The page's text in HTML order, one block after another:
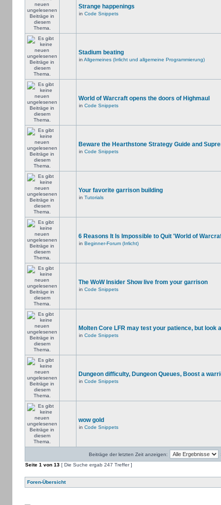
Strange happenings
in Code Snippets
Stadium beating
in Allgemeines (Irrlicht und allgemeine Programmierung)
World of Warcraft opens the doors of Highmaul
in Code Snippets
Beware the Hearthstone Strategy Guide and
in Code Snippets
Your favorite garrison building
in Tutorials
6 Reasons It Is Impossible to Quit 'World of
in Beginner-Forum (Irrlicht)
The WoW Insider Show live from your garrison
in Code Snippets
Molten Core LFR may test your patience, but look
in Code Snippets
Dungeon difficulty, Dungeon Queues, Boost a
in Code Snippets
wow gold
in Code Snippets
Beiträge der letzten Zeit anzeigen:
Seite 1 von 13[ Die Suche ergab 247 Treffer ]
Foren-Übersicht